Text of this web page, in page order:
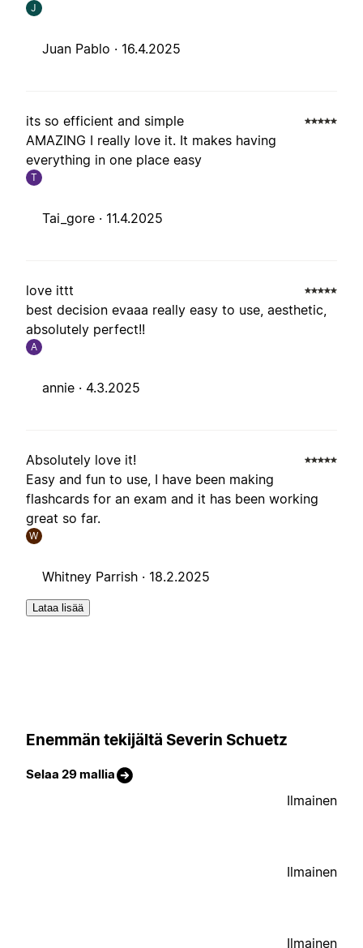
J
Juan Pablo · 16.4.2025
its so efficient and simple
AMAZING I really love it. It makes having
everything in one place easy
T
Tai_gore · 11.4.2025
love ittt
best decision evaaa really easy to use, aesthetic,
absolutely perfect!!
A
annie · 4.3.2025
Absolutely love it!
Easy and fun to use, I have been making
flashcards for an exam and it has been working
great so far.
W
Whitney Parrish · 18.2.2025
Lataa lisää
Enemmän tekijältä Severin Schuetz
Selaa 29 mallia
Ilmainen
Ilmainen
Ilmainen